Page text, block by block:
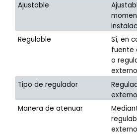
Ajustable
Regulable
Sí, en
fuente
o
externo
Tipo de regulador
externo
Manera de atenuar
externo